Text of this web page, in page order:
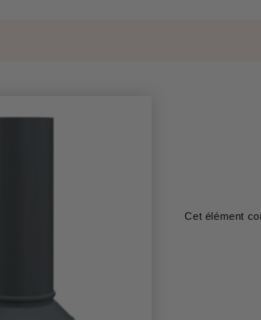
Cet élément